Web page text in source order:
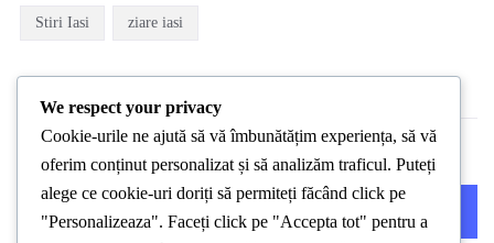
Stiri Iasi ziare iasi
PREVIOUS POST NEXT POST
We respect your privacy
Cookie-urile ne ajută să vă îmbunătățim experiența, să vă
oferim conținut personalizat și să analizăm traficul. Puteți
alege ce cookie-uri doriți să permiteți făcând click pe
"Personalizeaza". Faceți click pe "Accepta tot" pentru a